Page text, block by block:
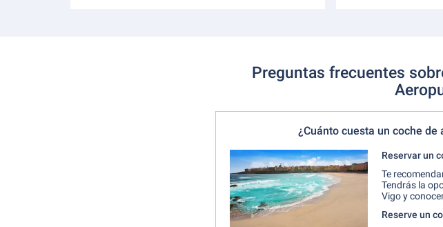
Preguntas frecuentes
¿Cuánto cuesta un coche
Reservar un
Te
Tendrás la
Vigo y
Reserve un